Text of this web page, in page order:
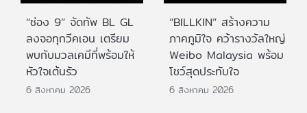
“ช่อง 9” จัดทัพ BL GL
ลงจอทุกวีคเอน เตรียม
พบกับมวลเคมีที่พร้อมให้
หัวใจเต้นรัว
6 สิงหาคม 2026
“BILLKIN” สร้างความ
ภาคภูมิใจ คว้ารางวัลใหญ่
Weibo Malaysia พร้อม
โชว์สุดประทับใจ
6 สิงหาคม 2026